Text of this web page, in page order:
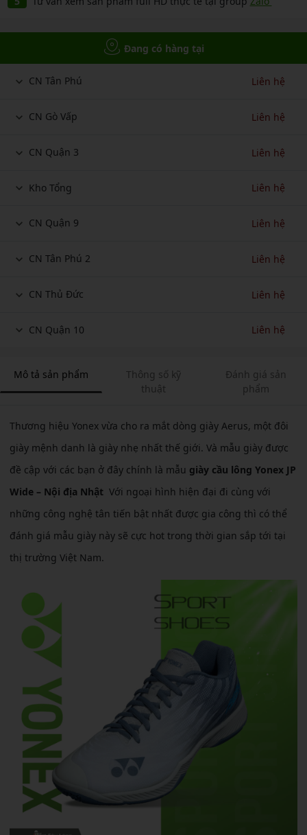
Đang có hàng tại
CN Tân Phú Liên hệ
CN Gò Vấp Liên hệ
CN Quận 3 Liên hệ
Kho Tổng Liên hệ
CN Quận 9 Liên hệ
CN Tân Phú 2 Liên hệ
CN Thủ Đức Liên hệ
CN Quận 10 Liên hệ
Mô tả sản phẩm
Thông số kỹ
thuật
Đánh giá sản
phẩm
Thương hiệu Yonex vừa cho ra mắt dòng giày Aerus, một đôi
giày mệnh danh là giày nhẹ nhất thế giới. Và mẫu giày được
đề cập với các bạn ở đây chính là mẫu giày cầu lông Yonex JP
Wide – Nội địa Nhật Với ngoại hình hiện đại đi cùng với
những công nghệ tân tiến bật nhất được gia công thì có thể
đánh giá mẫu giày này sẽ cực hot trong thời gian sắp tới tại
thị trường Việt Nam.